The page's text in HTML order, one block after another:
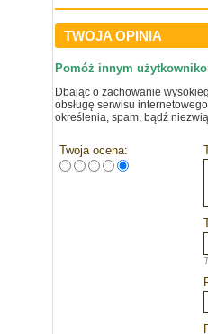
TWOJA OPINIA
Pomóż innym
Dbając o zachowanie
obsługę serwisu
określenia, spam, bądź
Twoja ocena: